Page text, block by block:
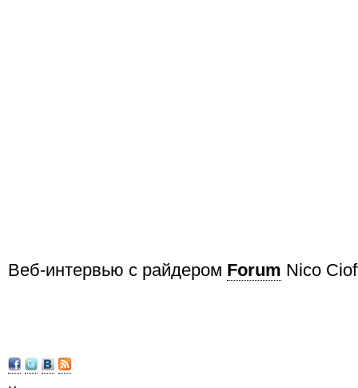
Веб-интервью с райдером Forum Nico